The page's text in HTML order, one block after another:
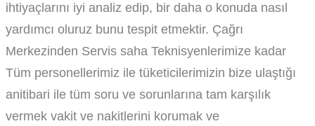
ihtiyaçlarını iyi analiz edip, bir daha o konuda nasıl
yardımcı oluruz bunu tespit etmektir. Çağrı
Merkezinden Servis saha Teknisyenlerimize kadar
Tüm personellerimiz ile tüketicilerimizin bize ulaştığı
anitibari ile tüm soru ve sorunlarına tam karşılık
vermek vakit ve nakitlerini korumak ve